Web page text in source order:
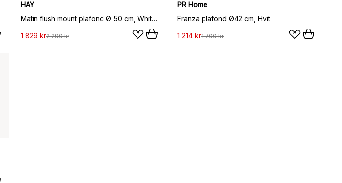
HAY
Matin flush mount plafond Ø 50 cm, White shade
1 829 kr2 290 kr
PR Home
Franza plafond Ø42 cm, Hvit
1 214 kr1 700 kr